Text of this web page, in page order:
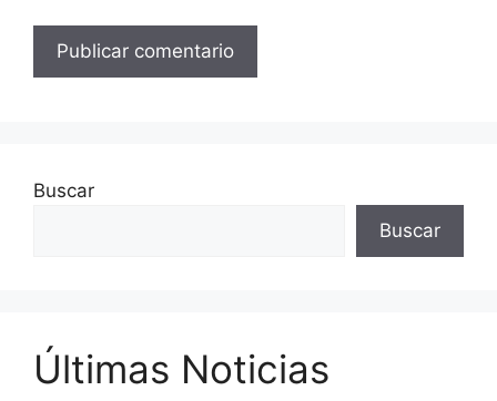
Buscar
Buscar
Últimas Noticias